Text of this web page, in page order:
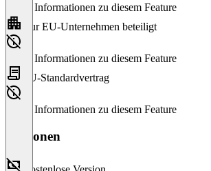
Keine Informationen zu diesem Feature
Nur EU-Unternehmen beteiligt
Keine Informationen zu diesem Feature
EU-Standardvertrag
Keine Informationen zu diesem Feature
Versionen